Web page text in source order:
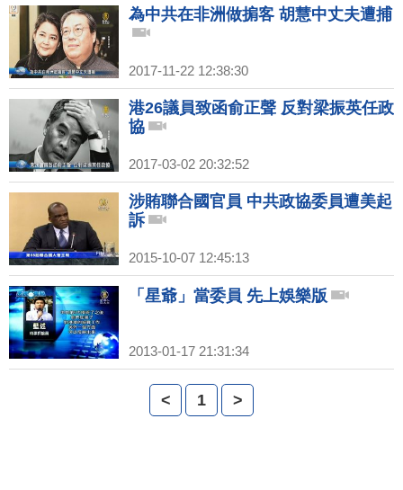
為中共在非洲做掮客 胡慧中丈夫遭捕
2017-11-22 12:38:30
港26議員致函俞正聲 反對梁振英任政
協
2017-03-02 20:32:52
涉賄聯合國官員 中共政協委員遭美起
訴
2015-10-07 12:45:13
「星爺」當委員 先上娛樂版
2013-01-17 21:31:34
< 1 >